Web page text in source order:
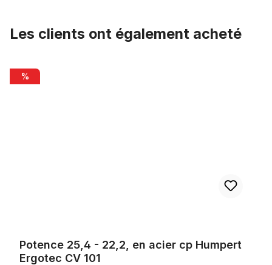
Les clients ont également acheté
Potence 25,4 - 22,2, en acier cp Humpert Ergotec CV 101
%
Potence 25,4 - 22,2, en acier cp Humpert
Ergotec CV 101